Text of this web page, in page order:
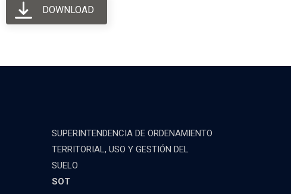
DOWNLOAD
SUPERINTENDENCIA DE ORDENAMIENTO
TERRITORIAL, USO Y GESTIÓN DEL
SUELO
SOT